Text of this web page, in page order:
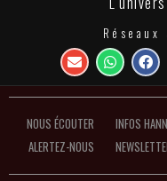
NOUS ÉCOUTER INFOS
ALERTEZ-NOUS